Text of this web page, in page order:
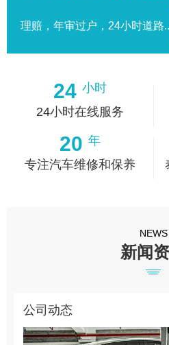
理赔，年审过户，24小时道路
24 小时
24小时在线服务
20 年
专注汽车维修和保养
NEWS
新闻
公司动态